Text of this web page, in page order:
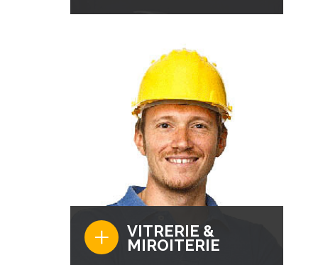
la plomberie et au chauffage. Nos
équipes interviennent en moins d'une
heure (1h) avec un résultat garantie..
+ VITRERIE &
MIROITERIE